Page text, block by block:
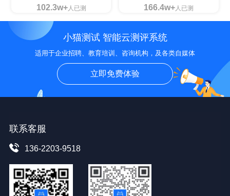
102.3w+人已测 166.4w+人已测
小猫测试 智能云测评系统
适用于企业招聘、教育培训、咨询机构，及各类自媒体
立即免费体验
联系客服
136-2203-9518